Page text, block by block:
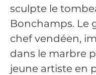
sculpte le
Bonchamps. Le
chef vendéen,
dans le marbre
jeune artiste en